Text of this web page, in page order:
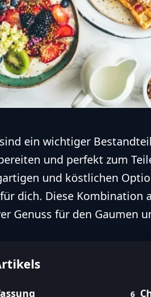
ein wichtiger
und perfekt zum
und köstlichen
dich. Diese Kombination
Genuss für den Gaumen